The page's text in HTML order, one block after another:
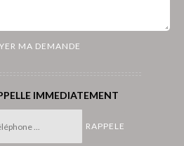
IMMEDIATEMENT